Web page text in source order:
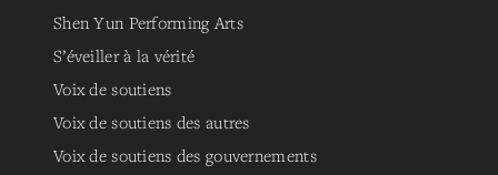
Shen Yun Performing Arts
S’éveiller à la vérité
Voix de soutiens
Voix de soutiens des autres
Voix de soutiens des gouvernements